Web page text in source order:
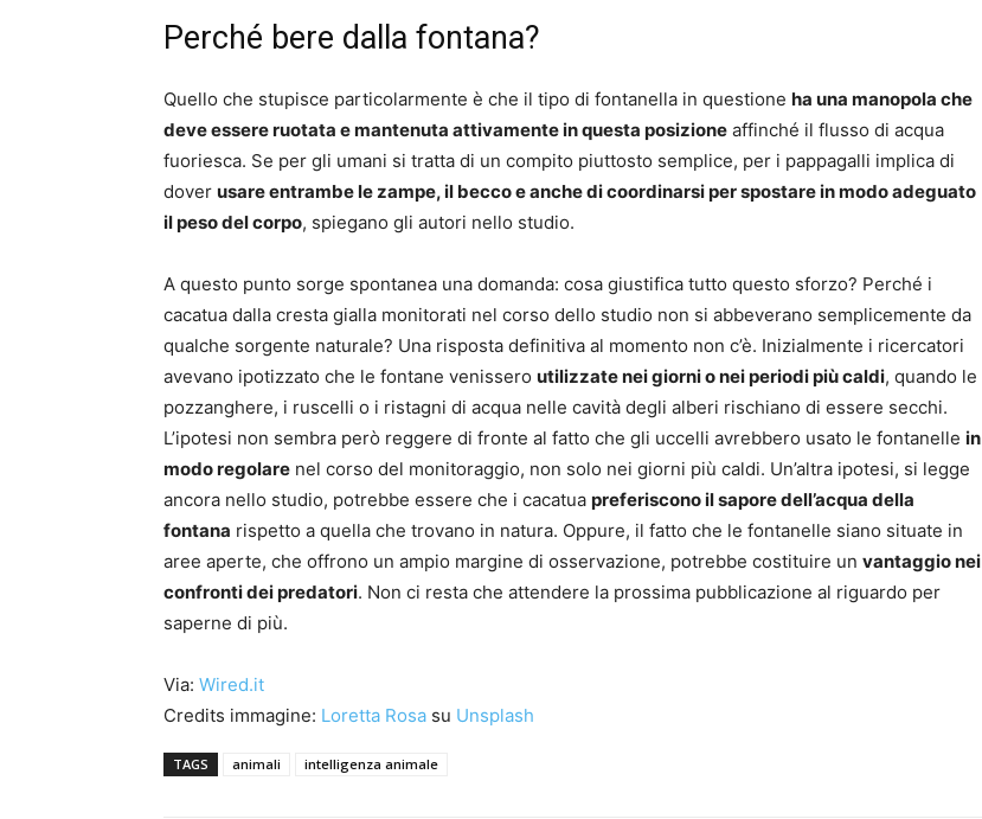
Perché bere dalla fontana?
Quello che stupisce particolarmente è che il tipo di fontanella in questione ha una manopola che
deve essere ruotata e mantenuta attivamente in questa posizione affinché il flusso di acqua
fuoriesca. Se per gli umani si tratta di un compito piuttosto semplice, per i pappagalli implica di
dover usare entrambe le zampe, il becco e anche di coordinarsi per spostare in modo adeguato
il peso del corpo, spiegano gli autori nello studio.
A questo punto sorge spontanea una domanda: cosa giustifica tutto questo sforzo? Perché i
cacatua dalla cresta gialla monitorati nel corso dello studio non si abbeverano semplicemente da
qualche sorgente naturale? Una risposta definitiva al momento non c’è. Inizialmente i ricercatori
avevano ipotizzato che le fontane venissero utilizzate nei giorni o nei periodi più caldi, quando le
pozzanghere, i ruscelli o i ristagni di acqua nelle cavità degli alberi rischiano di essere secchi.
L’ipotesi non sembra però reggere di fronte al fatto che gli uccelli avrebbero usato le fontanelle in
modo regolare nel corso del monitoraggio, non solo nei giorni più caldi. Un’altra ipotesi, si legge
ancora nello studio, potrebbe essere che i cacatua preferiscono il sapore dell’acqua della
fontana rispetto a quella che trovano in natura. Oppure, il fatto che le fontanelle siano situate in
aree aperte, che offrono un ampio margine di osservazione, potrebbe costituire un vantaggio nei
confronti dei predatori. Non ci resta che attendere la prossima pubblicazione al riguardo per
saperne di più.
Via: Wired.it
Credits immagine: Loretta Rosa su Unsplash
TAGS animali intelligenza animale